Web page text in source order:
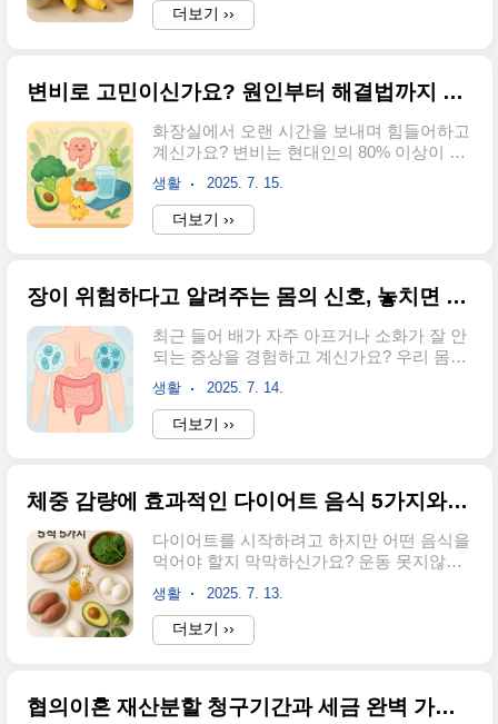
변비 완화에 도움되는 필수 음식 10가지변
표적인 음식으로, 10..
음식이 장건강에 도움이 되는지 제대로 알
지 못하는 경우가 많습니다.안녕하세요! 오
해 자세히 알아보겠습니다. 발효식품부터
음식까지 과학적 근거와 함께 실생활에 바
로 적용할 수 있는 실용적인 정보를 제공해
드릴 예정입니다. 건강한 장을 만들어 전체
적인 컨디션을 향상시키고 싶으시다면 끝까
지 읽어보시기 바랍니다.발효식품으로 유익
유익균이 풍부하게 들어있습니..
더보기 ››
변비로 고민이신가요? 원인부터 해결법까지 한번에 알아보는 완벽 가이드
화장실에서 오랜 시간을 보내며 힘들어하고
계신가요? 변비는 현대인의 80% 이상이 한
번쯤 경험하는 흔한 증상이지만, 방치하면
심각한 건강 문제로 이어질 수 있습니다.안
녕하세요! 오늘은 많은 분들이 고민하고 계
시는 변비 문제에 대해 깊이 있게 다뤄보려
알려주는 중요한 신호입니다. 이 글에서는
적인 해결 방법까지 실용적인 정보를 제공
해드리겠습니다. 지금부터 함께 건강한 장
을 만들어가는 여정을 시작해보세요.변비의
주요 원인과 우리 몸에 미치는 영향변비해
결방법을 알아보기 전에 먼저 원인을 정확
힘이 필요한 ..
생활 2025. 7. 15.
더보기 ››
장이 위험하다고 알려주는 몸의 신호, 놓치면 안 되는 장 건강 적신호
최근 들어 배가 자주 아프거나 소화가 잘 안
되는 증상을 경험하고 계신가요? 우리 몸의
장은 단순히 음식을 소화하는 기관이 아닙
니다. 면역력의 70% 이상을 담당하고 뇌와
도 밀접한 연결고리를 가진 중요한 기관이
죠.안녕하세요! 오늘은 장이 우리에게 보내
소화불량으로 여기고 넘어가는 증상들이 사
든요. 복통부터 피부 트러블, 면역력 저하까
지 다양한 신호들을 통해 우리 장의 상태를
파악하고 개선하는 방법을 함께 살펴보겠습
건강 상태장 건강이 나빠지면 가장 먼저 나
나 가스..
생활 2025. 7. 14.
더보기 ››
체중 감량에 효과적인 다이어트 음식 5가지와 활용법
다이어트를 시작하려고 하지만 어떤 음식을
먹어야 할지 막막하신가요? 운동 못지않게
중요한 것이 바로 올바른 식단인데, 잘못된
음식 선택은 오히려 체중 증가로 이어질 수
있어요.안녕하세요! 오늘은 정말 효과적인
다이어트 음식 5가지를 소개해드리려고 해
것이 아니라 어떤 음식을 선택하느냐가 다
생활 2025. 7. 13.
더보기 ››
협의이혼 재산분할 청구기간과 세금 완벽 가이드